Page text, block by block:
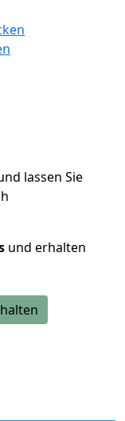
lassen Sie
und erhalten